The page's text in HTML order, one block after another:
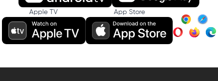
Apple TV App Store